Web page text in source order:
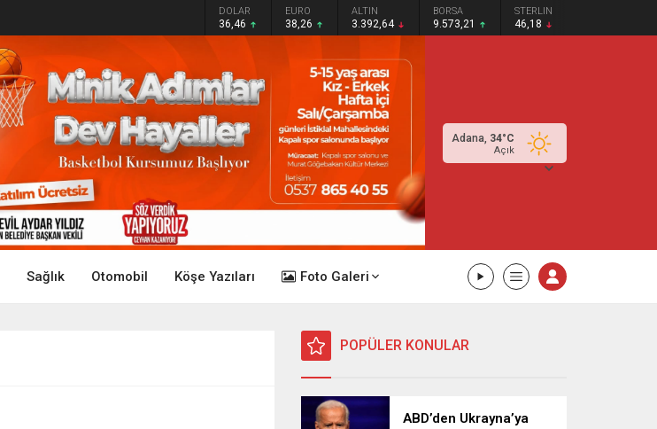
DOLAR
36,46
EURO
38,26
ALTIN
3.392,64
BORSA
9.573,21
STERLIN
46,18
Adana, 34°C
Açık
Sağlık Otomobil Köşe Yazıları Foto Galeri
POPÜLER KONULAR
ABD’den Ukrayna’ya